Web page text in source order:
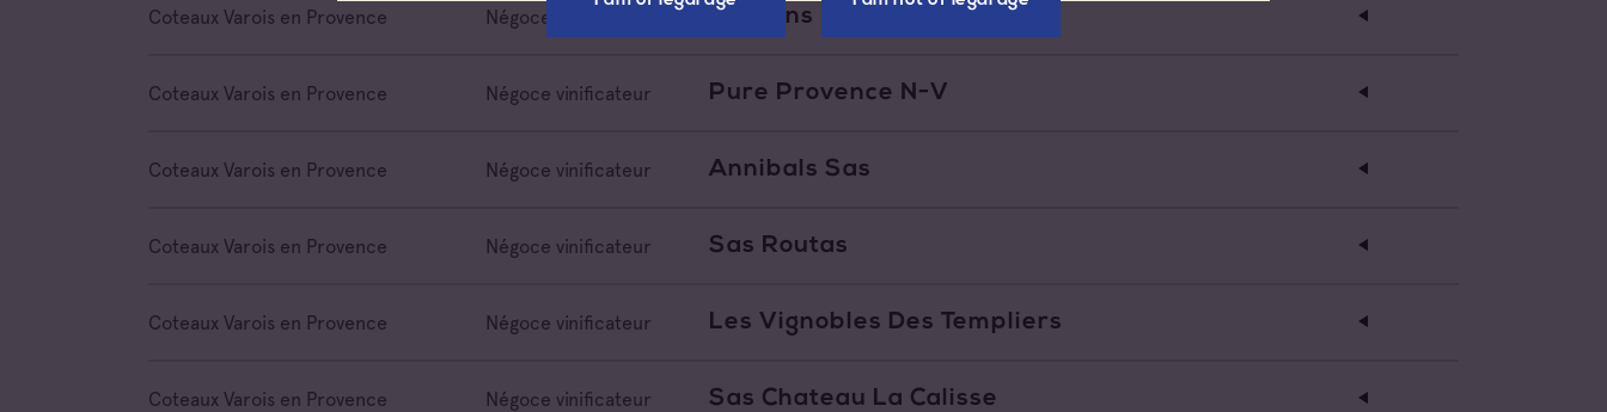
Coteaux Varois en Provence Négoce vinificateur Les Vins Manzoni
Coteaux Varois en Provence Négoce vinificateur Pure Provence N-V
Coteaux Varois en Provence Négoce vinificateur Annibals Sas
Coteaux Varois en Provence Négoce vinificateur Sas Routas
Coteaux Varois en Provence Négoce vinificateur Les Vignobles Des Templiers
Coteaux Varois en Provence Négoce vinificateur Sas Chateau La Calisse